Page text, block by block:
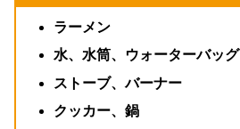
ラーメン
水、水筒、ウォーターバッグ
ストーブ、バーナー
クッカー、鍋